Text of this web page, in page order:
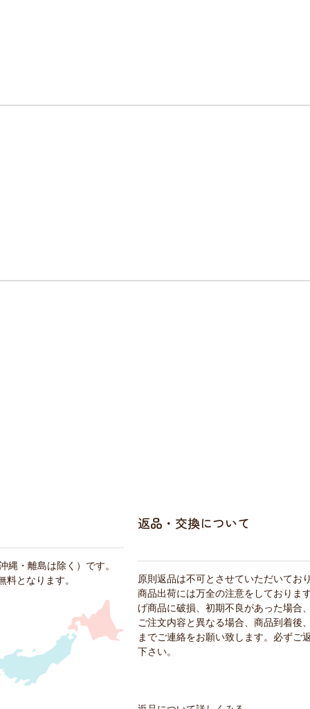
縄・離島は除く）です。
となります。
返品・交換について
原則返品は不可とさせていただいてお
商品出荷には万全の注意をしておりま
げ商品に破損、初期不良があった場合
ご注文内容と異なる場合、商品到着後
までご連絡をお願い致します。必ずご
下さい。